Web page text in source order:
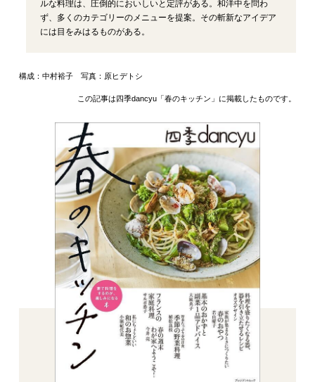
ルな料理は、圧倒的においしいと定評がある。和洋中を問わ
ず、多くのカテゴリーのメニューを提案。その斬新なアイデア
には目をみはるものがある。
構成：中村裕子 写真：原ヒデトシ
この記事は四季dancyu「春のキッチン」に掲載したものです。